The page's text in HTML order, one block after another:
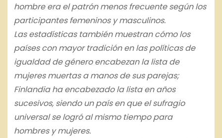
hombre era el patrón menos frecuente según los
participantes femeninos y masculinos.
Las estadísticas también muestran cómo los
países con mayor tradición en las políticas de
igualdad de género encabezan la lista de
mujeres muertas a manos de sus parejas;
Finlandia ha encabezado la lista en años
sucesivos, siendo un país en que el sufragio
universal se logró al mismo tiempo para
hombres y mujeres.